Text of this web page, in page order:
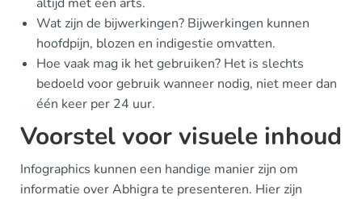
Wat zijn de bijwerkingen? Bijwerkingen kunnen
hoofdpijn, blozen en indigestie omvatten.
Hoe vaak mag ik het gebruiken? Het is slechts
bedoeld voor gebruik wanneer nodig, niet meer dan
één keer per 24 uur.
Voorstel voor visuele inhoud
Infographics kunnen een handige manier zijn om
informatie over Abhigra te presenteren. Hier zijn